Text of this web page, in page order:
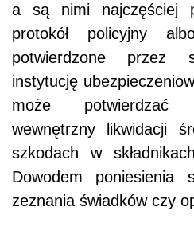
a są nimi najczęściej
protokół policyjny
potwierdzone przez
instytucję
może potwierdzać
wewnętrzny likwidacji
szkodach w
Dowodem
zeznania świadków czy